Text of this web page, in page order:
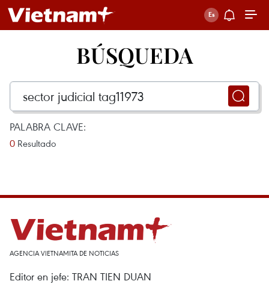
BÚSQUEDA
PALABRA CLAVE:
0 Resultado
AGENCIA VIETNAMITA DE NOTICIAS
Editor en jefe: TRAN TIEN DUAN